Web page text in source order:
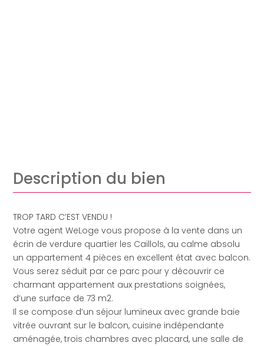
Description du bien
TROP TARD C’EST VENDU !
Votre agent WeLoge vous propose à la vente dans un
écrin de verdure quartier les Caillols, au calme absolu
un appartement 4 pièces en excellent état avec balcon.
Vous serez séduit par ce parc pour y découvrir ce
charmant appartement aux prestations soignées,
d’une surface de 73 m2.
Il se compose d’un séjour lumineux avec grande baie
vitrée ouvrant sur le balcon, cuisine indépendante
aménagée, trois chambres avec placard, une salle de